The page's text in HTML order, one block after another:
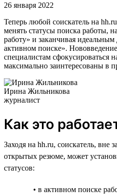
26 января 2022
Теперь любой соискатель на
менять статусы поиска работы,
работу» и заканчивая
активном поиске».
специалистам сфокусироваться
максимально заинтересованы в
Ирина Жильникова
журналист
Как это
Заходя на hh.ru, соискатель, вне
открытых резюме, может
статусов:
• в активном поиске